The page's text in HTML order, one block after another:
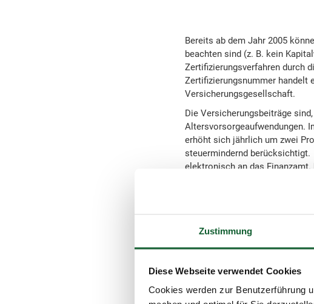
Zustimmung
Diese Webseite verwendet Cookies
Cookies werden zur Benutzerführung
Bereits ab dem Jahr 2005
beachten sind (z. B. kein
Zertifizierungsverfahren durch
Zertifizierungsnummer handelt
Versicherungsgesellschaft.
Die Versicherungsbeiträge
Altersvorsorgeaufwendungen.
erhöht sich jährlich um zwei
steuermindernd
elektronisch an das
Besteuerungsanteil richtet
im Jahr 2025 beläuft sich der
Die steuerliche Behandlung
Altersvorsorgeaufwendung